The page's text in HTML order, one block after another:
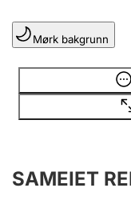
Lag og foreining
Registrere,
Mørk bakgrunn
Opplysninger er
SAMEIET